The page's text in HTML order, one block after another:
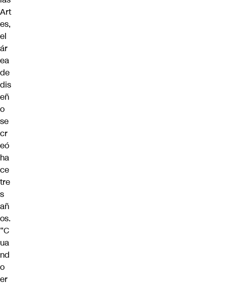
Art
es,
el
ár
ea
de
dis
eñ
o
se
cr
eó
ha
ce
tre
s
añ
os.
“C
ua
nd
o
er